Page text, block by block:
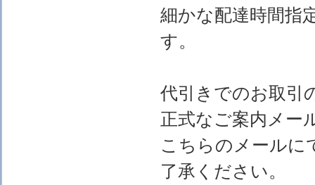
細かな配達時間指
す。
代引きでのお取引
正式なご案内メー
こちらのメールに
了承ください。